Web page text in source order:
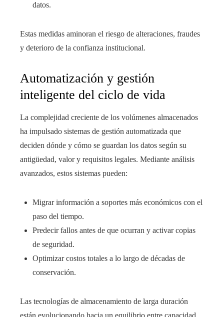
datos.
Estas medidas aminoran el riesgo de alteraciones, fraudes
y deterioro de la confianza institucional.
Automatización y gestión
inteligente del ciclo de vida
La complejidad creciente de los volúmenes almacenados
ha impulsado sistemas de gestión automatizada que
deciden dónde y cómo se guardan los datos según su
antigüedad, valor y requisitos legales. Mediante análisis
avanzados, estos sistemas pueden:
Migrar información a soportes más económicos con el
paso del tiempo.
Predecir fallos antes de que ocurran y activar copias
de seguridad.
Optimizar costos totales a lo largo de décadas de
conservación.
Las tecnologías de almacenamiento de larga duración
están evolucionando hacia un equilibrio entre capacidad,